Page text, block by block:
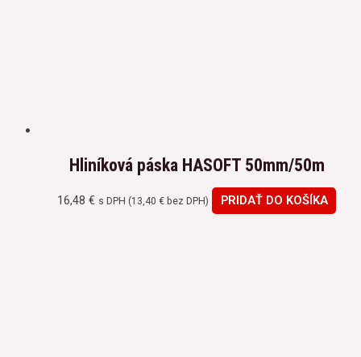
Hliníková páska HASOFT 50mm/50m
16,48 € s DPH (13,40 €bez DPH) PRIDAŤ DO KOŠÍKA